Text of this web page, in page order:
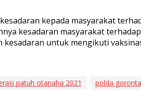
kepada masyarakat
kesadaran masyarakat terhadap
untuk mengikuti
patuh otanaha 2021
polda